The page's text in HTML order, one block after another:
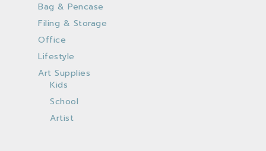
Bag & Pencase
Filing & Storage
Office
Lifestyle
Art Supplies
Kids
School
Artist